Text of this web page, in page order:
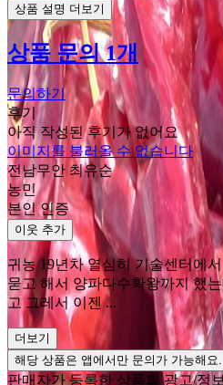
상품 설명 더보기
상품 문의 1개
문의하기
후기
아직 작성된 후기가 없어요
이미지를 불러올 수 없습니다
전남무안 최유순
농민
본인 인증
이웃 추가
귀농 19년차 열심히 기술센터에
묻고 해서 양파다수확왕까지 했
고 그레서 이젠 ...
더보기
해당 상품은 앱에서만 문의가 가능해요.
판매자가 등록한 상품의 광고/정